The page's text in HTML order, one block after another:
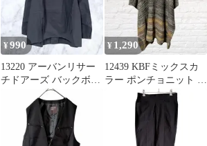
¥990
13220 アーバンリサー
チドアーズ バックボタ
ン ブラウス ネイビー薄
手 古着
¥ 1,290
12439 KBFミックスカ
ラー ポンチョニット V
ネック ドルマンスリー